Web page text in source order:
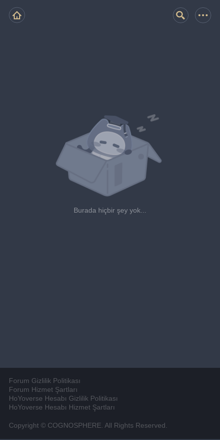
Burada hiçbir şey yok...
Forum Gizlilik Politikası
Forum Hizmet Şartları
HoYoverse Hesabı Gizlilik Politikası
HoYoverse Hesabı Hizmet Şartları
Copyright © COGNOSPHERE. All Rights Reserved.